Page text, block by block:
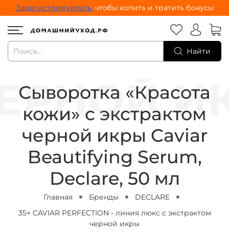
Зарегистрируйтесь,чтобы копить и тратить бонусы
Найти
Сыворотка «Красота
кожи» с экстрактом
черной икры Caviar
Beautifying Serum,
Declare, 50 мл
Главная Бренды
DECLARE
35+ CAVIAR PERFECTION - линия люкс с экстрактом
черной икры